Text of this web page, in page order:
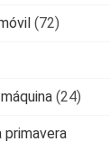
(72)
(24)
primavera